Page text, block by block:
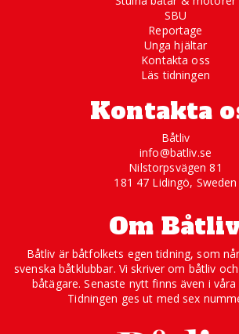
SBU
Reportage
Unga hjältar
Kontakta oss
Läs tidningen
Kontakta
Båtliv
info@batliv.se
Nilstorpsvägen 81
181 47 Lidingö, Sweden
Om
Båtliv är båtfolkets egen tidning, som
svenska båtklubbar. Vi skriver om båtliv
båtägare. Senaste nytt finns även i
Tidningen ges ut med sex